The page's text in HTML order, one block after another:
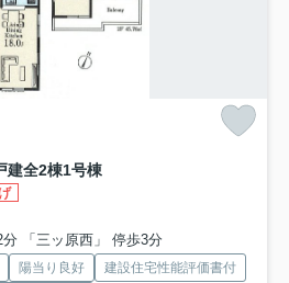
建全2棟1号棟
「三ッ原西」 停歩3分
陽当り良好
建設住宅性能評価書付